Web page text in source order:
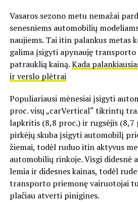
Vasaros sezono metu nemažai
senesniems automobilių
naujiems. Tai itin palankus metas
galima įsigyti apynauję transporto
patrauklią kainą.Kada
ir verslo plėtrai
Populiariausi mėnesiai įsigyti
proc. visų „carVertical“ tikrintų
lapkritis (8,8 proc.) ir rugsėjis (8,7
pirkėjų skuba įsigyti automobilį
žiemai, todėl ruduo itin aktyvus
automobilių rinkoje. Visgi didesnė
lemia ir didesnes kainas, todėl
transporto priemonę vairuotojai
plačiau atverti pinigines.